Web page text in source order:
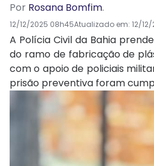
Por Rosana Bomfim.
12/12/2025 08h45Atualizado em: 12/
A Polícia Civil da Bahia
do ramo de fabricação de
com o apoio de policiais
prisão preventiva foram